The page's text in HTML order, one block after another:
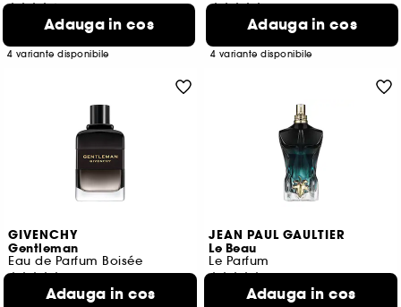
1254
457,00 Lei
4 variante disponibile
Adauga in cos
1001
498,00 Lei
4 variante disponibile
Adauga in cos
GIVENCHY
Gentleman
Eau de Parfum Boisée
749
531,00 Lei
Adauga in cos
JEAN PAUL GAULTIER
Le Beau
Le Parfum
952
582,00 Lei
Adauga in cos